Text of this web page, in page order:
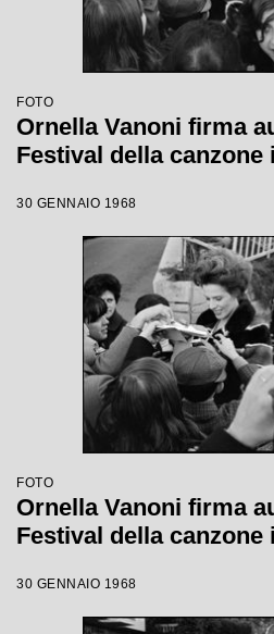
FOTO
Ornella Vanoni firma
Festival della canzone
30 GENNAIO 1968
FOTO
Ornella Vanoni firma
Festival della canzone
30 GENNAIO 1968